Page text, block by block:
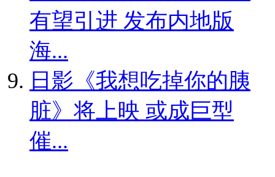
有望引进 发布内地版
海...
日影《我想吃掉你的胰
脏》将上映 或成巨型
催...